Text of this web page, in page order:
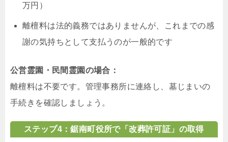
万円）
離檀料は法的義務ではありませんが、これまでの感
謝の気持ちとして支払うのが一般的です
公営霊園・民間霊園の場合：
離檀料は不要です。管理事務所に連絡し、墓じまいの
手続きを確認しましょう。
ステップ4：鋸南町役所で「改葬許可証」の取得